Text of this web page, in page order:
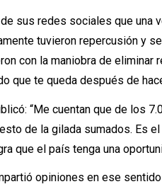
de sus redes sociales que
tuvieron repercusión y
con la maniobra de
que te queda después de
“Me cuentan que de los
de la gilada sumados. Es
que el país tenga una
opiniones en ese